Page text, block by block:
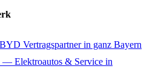
BYD Vertragspartner in ganz Bayern
— Elektroautos & Service in